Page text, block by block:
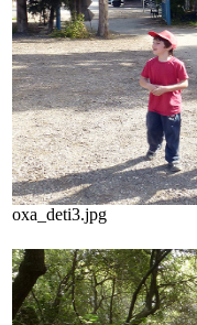
oxa_deti3.jpg